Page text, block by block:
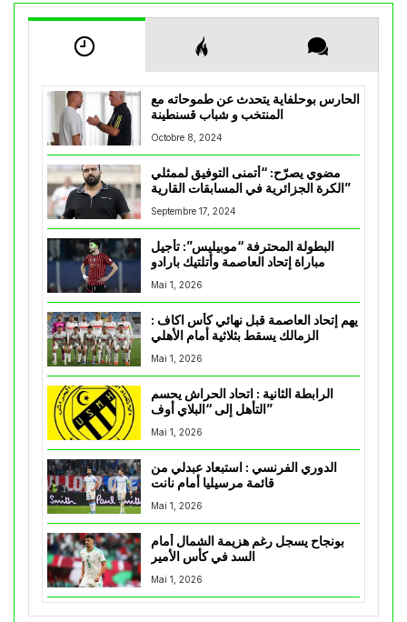
الحارس بوحلفاية يتحدث عن طموحاته مع
المنتخب و شباب قسنطينة
Octobre 8, 2024
مضوي يصرّح: “أتمنى التوفيق لممثلي
الكرة الجزائرية في المسابقات القارية”
Septembre 17, 2024
البطولة المحترفة “موبيليس”: تأجيل
مباراة إتحاد العاصمة وأتلتيك بارادو
Mai 1, 2026
يهم إتحاد العاصمة قبل نهائي كأس اكاف :
Mai 1, 2026
الرابطة الثانية : اتحاد الحراش يحسم
التأهل إلى “البلاي أوف”
Mai 1, 2026
الدوري الفرنسي : استبعاد عبدلي من
قائمة مرسيليا أمام نانت
Mai 1, 2026
بونجاح يسجل رغم هزيمة الشمال أمام
السد في كأس الأمير
Mai 1, 2026